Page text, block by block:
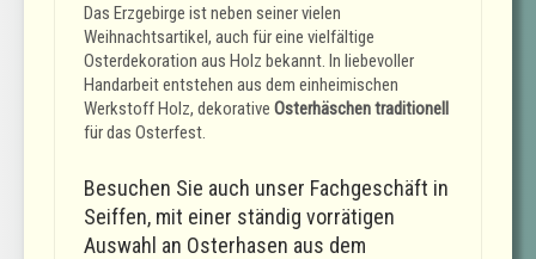
Das Erzgebirge ist neben seiner vielen
Weihnachtsartikel, auch für eine vielfältige
Osterdekoration aus Holz bekannt. In liebevoller
Handarbeit entstehen aus dem einheimischen
Werkstoff Holz, dekorative Osterhäschen traditionell
für das Osterfest.
Besuchen Sie auch unser Fachgeschäft in
Seiffen, mit einer ständig vorrätigen
Auswahl an Osterhasen aus dem